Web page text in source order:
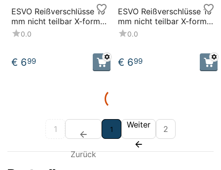
ESVO Reißverschlüsse 10
mm nicht teilbar X-form
weiss
0.0
€ 699
ESVO Reißverschlüsse 10
mm nicht teilbar X-form
blau0.0
€ 699
1
Zurück
1 Weiter 2